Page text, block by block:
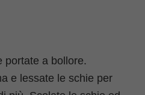
portate a bollore.
e lessate le schie per